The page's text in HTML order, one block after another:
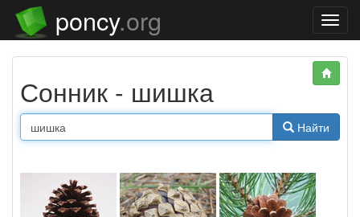
poncy.org
Сонник - шишка
Найти